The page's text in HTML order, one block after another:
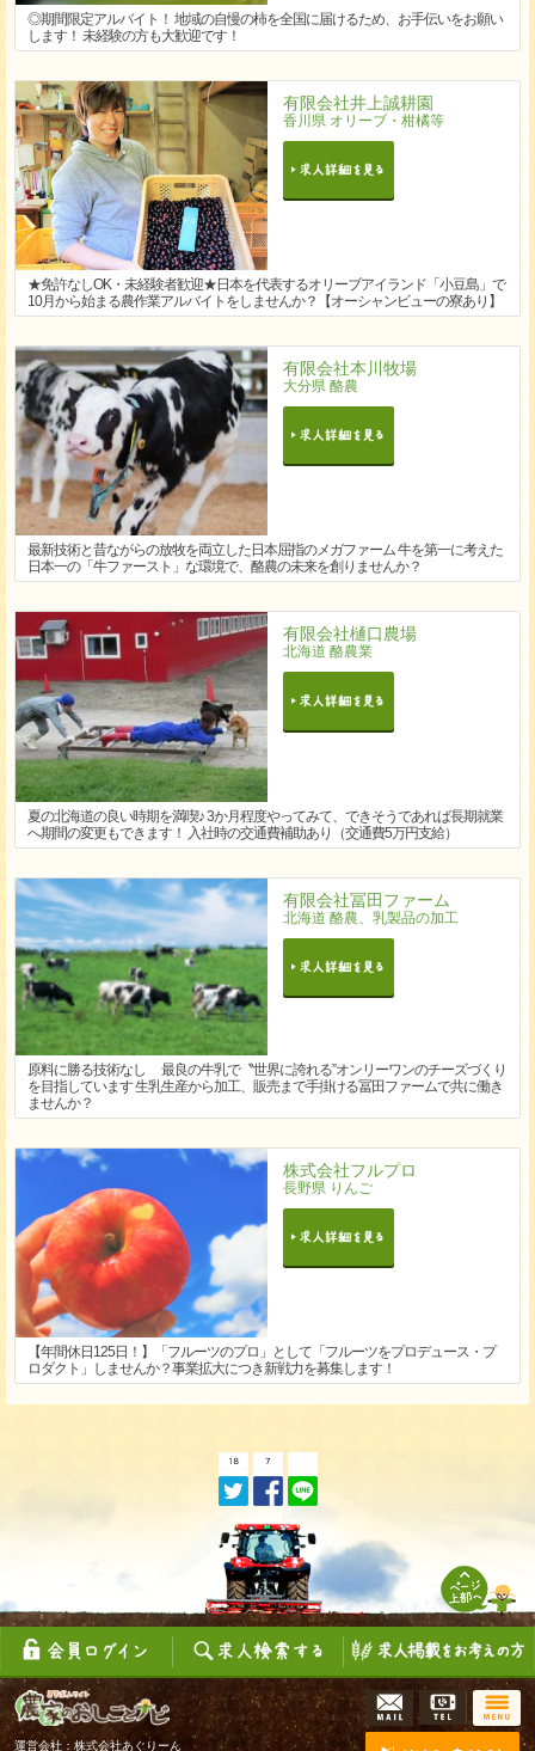
◎期間限定アルバイト！ 地域の自慢の柿を全国に届けるため、お手伝いをお願い
します！ 未経験の方も大歓迎です！
有限会社井上誠耕園
香川県 オリーブ・柑橘等
★免許なしOK・未経験者歓迎★日本を代表するオリーブアイランド「小豆島」で
10月から始まる農作業アルバイトをしませんか？【オーシャンビューの寮あり】
有限会社本川牧場
大分県 酪農
最新技術と昔ながらの放牧を両立した日本屈指のメガファーム 牛を第一に考えた
日本一の「牛ファースト」な環境で、酪農の未来を創りませんか？
有限会社樋口農場
北海道 酪農業
夏の北海道の良い時期を満喫♪ 3か月程度やってみて、できそうであれば長期就業
へ期間の変更もできます！ 入社時の交通費補助あり（交通費5万円支給）
有限会社冨田ファーム
北海道 酪農、乳製品の加工
原料に勝る技術なし 最良の牛乳で〝世界に誇れる”オンリーワンのチーズづくり
を目指しています 生乳生産から加工、販売まで手掛ける冨田ファームで共に働き
ませんか？
株式会社フルプロ
長野県 りんご
【年間休日125日！】「フルーツのプロ」として「フルーツをプロデュース・プ
ロダクト」しませんか？事業拡大につき新戦力を募集します！
運営会社：株式会社あぐりーん